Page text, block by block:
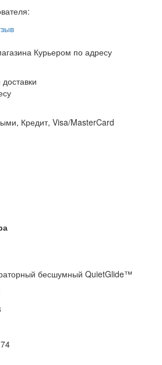
:
Курьером по адресу
Кредит, Visa/MasterCard
бесшумный QuietGlide™